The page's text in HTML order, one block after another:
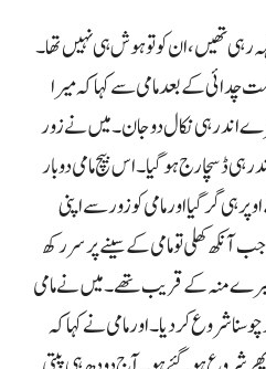
رہی تھیں، ان کو تو ہوش ہی نہیں تھا۔
کی زبردست چدائی کے بعد مامی سے کہا کہ میرا
میرے اندر ہی نکال دو جان۔ میں نے زور
ڈسچارج ہو گیا۔ اس بیچ مامی دو بار
ہی گر گیا اور مامی کو زور سے اپنی
آنکھ کھلی تو مامی کے سینے پر سر رکھ
میرے منہ کے قریب تھے۔ میں نے مامی
شروع کر دیا۔ اور مامی نے کہا کہ